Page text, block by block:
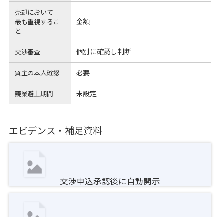
売却において
最も重視するこ
と
金額
交渉審査 個別に確認し判断
買主の本人確認 必要
競業避止期間 未設定
エビデンス・補足資料
交渉申込承認後に自動開示